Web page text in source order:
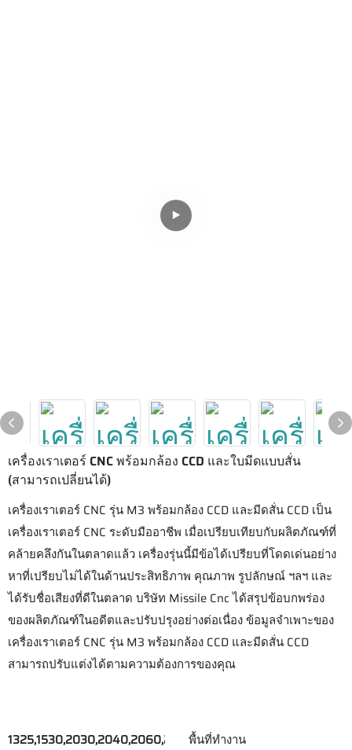
เครื่องเราเตอร์ CNC พร้อมกล้อง CCD และใบมีดแบบสั่น
(สามารถเปลี่ยนได้)
เครื่องเราเตอร์ CNC รุ่น M3 พร้อมกล้อง CCD และมีดสั่น CCD เป็น
เครื่องเราเตอร์ CNC ระดับมืออาชีพ เมื่อเปรียบเทียบกับผลิตภัณฑ์ที่
คล้ายคลึงกันในตลาดแล้ว เครื่องรุ่นนี้มีข้อได้เปรียบที่โดดเด่นอย่าง
หาที่เปรียบไม่ได้ในด้านประสิทธิภาพ คุณภาพ รูปลักษณ์ ฯลฯ และ
ได้รับชื่อเสียงที่ดีในตลาด บริษัท Missile Cnc ได้สรุปข้อบกพร่อง
ของผลิตภัณฑ์ในอดีตและปรับปรุงอย่างต่อเนื่อง ข้อมูลจำเพาะของ
เครื่องเราเตอร์ CNC รุ่น M3 พร้อมกล้อง CCD และมีดสั่น CCD
สามารถปรับแต่งได้ตามความต้องการของคุณ
1325,1530,2030,2040,2060,2080พื้นที่ทำงาน